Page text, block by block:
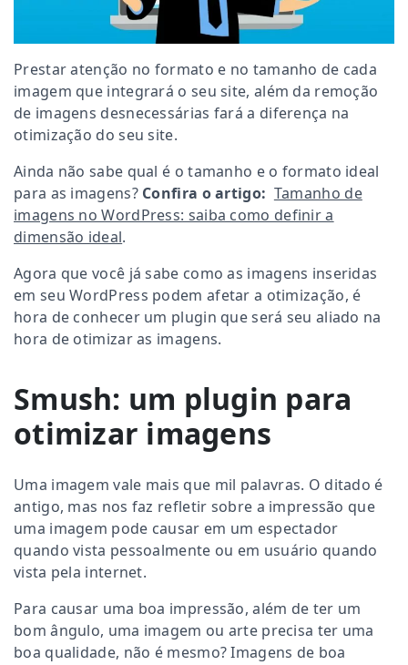
Prestar atenção no formato e no tamanho de cada
imagem que integrará o seu site, além da remoção
de imagens desnecessárias fará a diferença na
otimização do seu site.
Ainda não sabe qual é o tamanho e o formato ideal
para as imagens? Confira o artigo: Tamanho de
imagens no WordPress: saiba como definir a
dimensão ideal.
Agora que você já sabe como as imagens inseridas
em seu WordPress podem afetar a otimização, é
hora de conhecer um plugin que será seu aliado na
hora de otimizar as imagens.
Smush: um plugin para
otimizar imagens
Uma imagem vale mais que mil palavras. O ditado é
antigo, mas nos faz refletir sobre a impressão que
uma imagem pode causar em um espectador
quando vista pessoalmente ou em usuário quando
vista pela internet.
Para causar uma boa impressão, além de ter um
bom ângulo, uma imagem ou arte precisa ter uma
boa qualidade, não é mesmo? Imagens de boa